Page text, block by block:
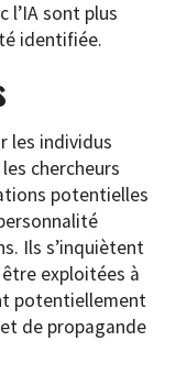
l’IA sont plus
identifiée.
les individus
chercheurs
potentielles
Ils s’inquiètent
exploitées à
potentiellement
de propagande